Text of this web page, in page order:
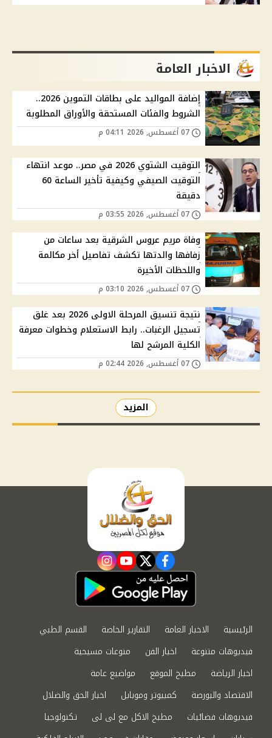
الاخبار العامة
إضافة المواليد على بطاقات التموين 2026..
الشروط والفئات المستحقة والأوراق المطلوبة
التوقيت الشتوي 2026 في مصر.. موعد انتهاء
التوقيت الصيفي وكيفية تأخير الساعة 60
دقيقة
وفاة مريم عروس الشرقية بعد ساعات من
زفافها والدتها تكشف تفاصيل أخر مكالمة
واللحظات الأخيرة
نتيجة تنسيق المرحلة الاولى 2026 بعد غلق
تسجيل الرغبات.. رابط الاستعلام وخطوات معرفة
الكلية المرشح لها
المزيد
facebook
twitter
youtube
instagram
الرئيسية الاخبار العامة التقارير الخاصة
القسم الطبي
فيديوهات متنوعة
اخبار الفن
منوعات مسيحية
اخبار الرياضة
مطبخ الموقع
مواضيع عامة
الاقتصاد والبورصة
كمبيوتر وموبايل
اخبار الحق والضلال
فيديوهات فضائيات
مطبخ الاكل مع لى لى
تكنولوجيا